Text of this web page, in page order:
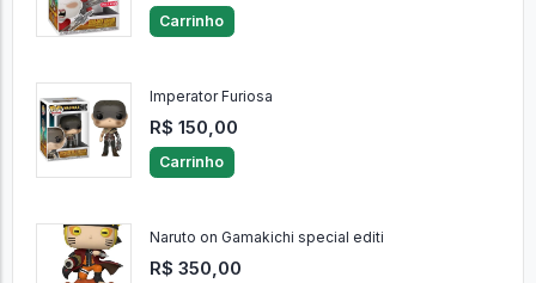
Carrinho
Imperator Furiosa
R$ 150,00
Carrinho
Naruto on Gamakichi special editi
R$ 350,00